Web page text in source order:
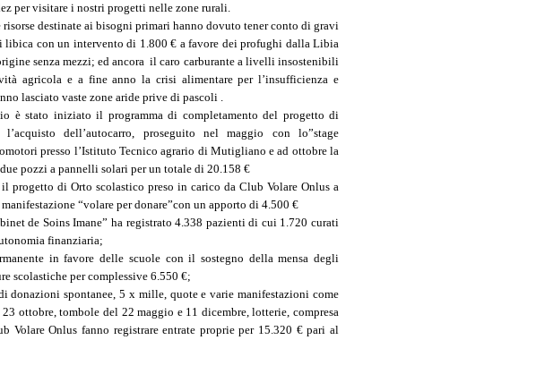
per visitare i nostri progetti nelle zone rurali.
destinate ai bisogni primari hanno dovuto tener conto di gravi
libica con un intervento di 1.800 € a favore dei profughi dalla Libia
senza mezzi; ed ancora il caro carburante a livelli insostenibili
agricola e a fine anno la crisi alimentare per l’insufficienza e
lasciato vaste zone aride prive di pascoli .
è stato iniziato il programma di completamento del progetto di
dell’autocarro, proseguito nel maggio con lo”stage
presso l’Istituto Tecnico agrario di Mutigliano e ad ottobre la
pozzi a pannelli solari per un totale di 20.158 €
progetto di Orto scolastico preso in carico da Club Volare Onlus a
“volare per donare”con un apporto di 4.500 €
de Soins Imane” ha registrato 4.338 pazienti di cui 1.720 curati
finanziaria;
in favore delle scuole con il sostegno della mensa degli
scolastiche per complessive 6.550 €;
donazioni spontanee, 5 x mille, quote e varie manifestazioni come
ottobre, tombole del 22 maggio e 11 dicembre, lotterie, compresa
Volare Onlus fanno registrare entrate proprie per 15.320 € pari al